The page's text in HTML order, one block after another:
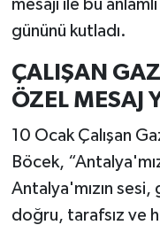
mesajı ile bu
gününü kutladı.
ÇALIŞAN
ÖZEL MESAJ
10 Ocak Çalışan
Böcek,
Antalya'mızın sesi,
doğru, tarafsız ve